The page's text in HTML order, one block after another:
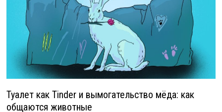
Туалет как Tinder и вымогательство мёда: как
общаются животные